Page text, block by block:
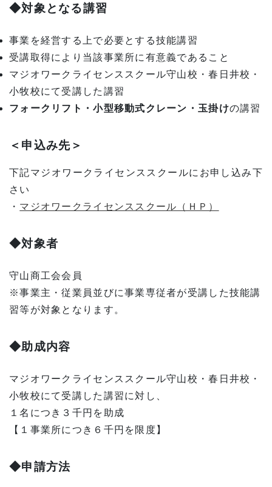
◆対象となる講習
事業を経営する上で必要とする技能講習
受講取得により当該事業所に有意義であること
マジオワークライセンススクール守山校・春日井校・
小牧校にて受講した講習
フォークリフト・小型移動式クレーン・玉掛けの講習
＜申込み先＞
下記マジオワークライセンススクールにお申し込み下
さい
・ マジオワークライセンススクール（ＨＰ）
◆対象者
守山商工会会員
※事業主・従業員並びに事業専従者が受講した技能講
習等が対象となります。
◆助成内容
マジオワークライセンススクール守山校・春日井校・
小牧校にて受講した講習に対し、
１名につき３千円を助成
【１事業所につき６千円を限度】
◆申請方法